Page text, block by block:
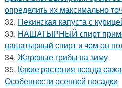
определить их максимально
32. Пекинская капуста с
33. НАШАТЫРНЫЙ спирт
нашатырный спирт и чем он
34. Жареные грибы на зиму
35. Какие растения всегда
Особенности осенней посадки